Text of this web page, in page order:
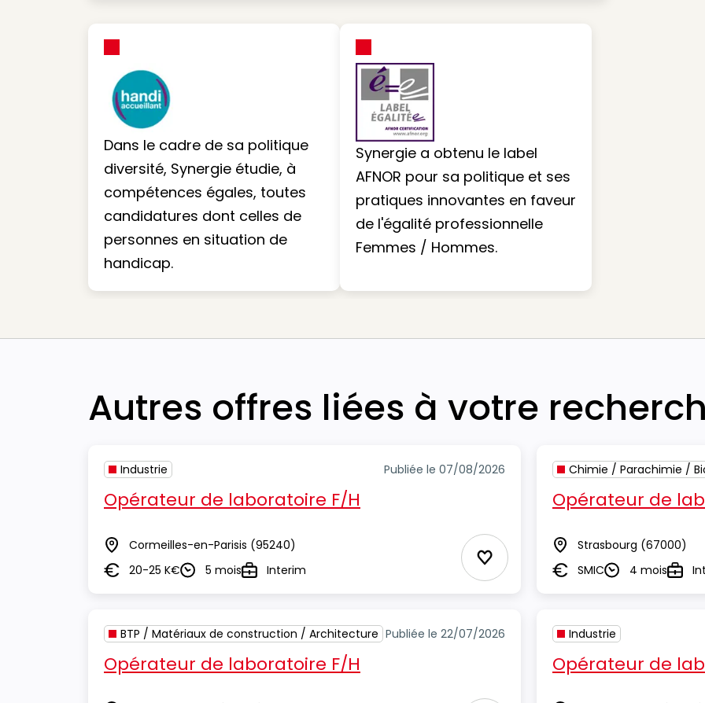
Dans le cadre de sa politique
diversité, Synergie étudie, à
compétences égales, toutes
candidatures dont celles de
personnes en situation de
handicap.
Synergie a obtenu le label
AFNOR pour sa politique et ses
pratiques innovantes en faveur
de l'égalité professionnelle
Femmes / Hommes.
Autres offres liées à votre
Industrie Publiée le 07/08/2026
Opérateur de laboratoire F/H
Lieu Cormeilles-en-Parisis (95240)
Salaire20-25 K€Durée5 moisTypeInterim Ajouter aux Favoris
Chimie / Parachimie /
Opérateur de
Lieu Strasbourg (67000)
Salaire
SMICDurée4 moisType
BTP / Matériaux de construction / Architecture Publiée le 22/07/2026
Opérateur de laboratoire F/H
Industrie
Opérateur de